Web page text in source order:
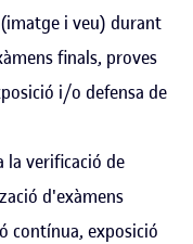
i veu) durant
finals, proves
i/o defensa de
la verificació de
d'exàmens
contínua, exposició